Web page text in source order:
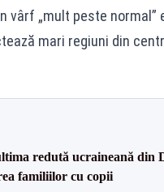
vârf „mult peste
mari regiuni din
redută ucraineană din
familiilor cu copii